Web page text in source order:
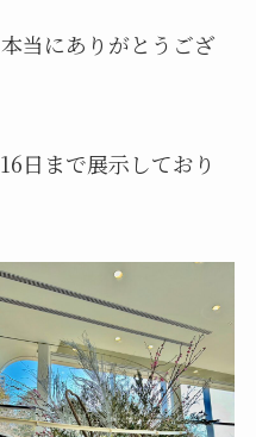
当にありがとうござ
日まで展示しており